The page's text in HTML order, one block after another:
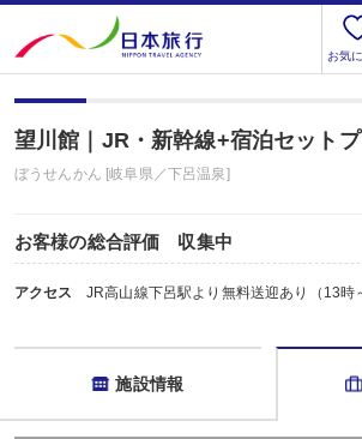
お気
望川館｜JR・新幹線+宿泊セット
ぼうせんかん [岐阜県／下呂温泉]
お客様の総合評価 収集中
アクセス JR高山線下呂駅より無料送迎あり（13時
施設情報